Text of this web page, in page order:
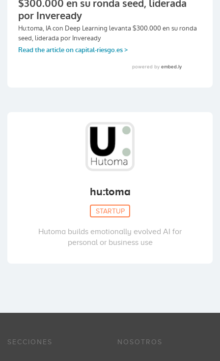
hu:toma
STARTUP
Hutoma builds emotionally evolved AI for
personal or business use
SECCIONES NOSOTROS